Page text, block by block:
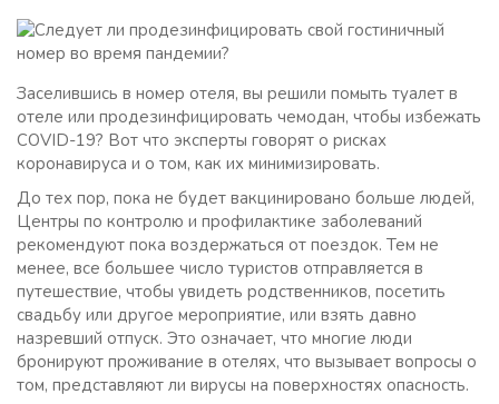
Заселившись в номер отеля, вы решили помыть туалет в
отеле или продезинфицировать чемодан, чтобы избежать
COVID-19? Вот что эксперты говорят о рисках
коронавируса и о том, как их минимизировать.
До тех пор, пока не будет вакцинировано больше людей,
Центры по контролю и профилактике заболеваний
рекомендуют пока воздержаться от поездок. Тем не
менее, все большее число туристов отправляется в
путешествие, чтобы увидеть родственников, посетить
свадьбу или другое мероприятие, или взять давно
назревший отпуск. Это означает, что многие люди
бронируют проживание в отелях, что вызывает вопросы о
том, представляют ли вирусы на поверхностях опасность.